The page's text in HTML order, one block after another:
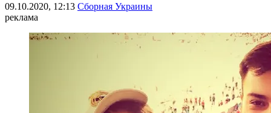
09.10.2020, 12:13 Сборная Украины
реклама